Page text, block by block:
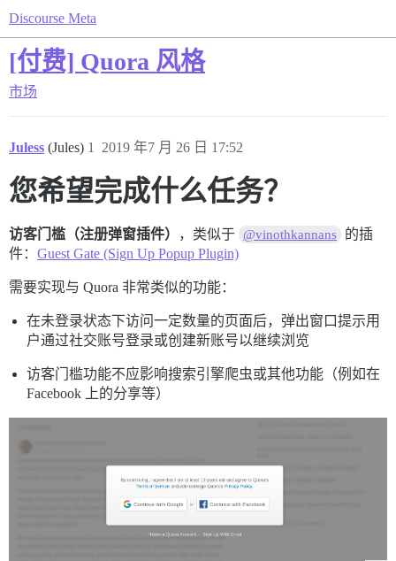
Discourse Meta
[付费] Quora 风格
市场
Juless (Jules) 2019 年7 月 26 日 17:52
1
您希望完成什么任务？
访客门槛（注册弹窗插件） ，类似于 @vinothkannans
的插
件： Guest Gate (Sign Up Popup Plugin)
需要实现与 Quora 非常类似的功能：
在未登录状态下访问一定数量的页面后，弹出窗口提示用
户通过社交账号登录或创建新账号以继续浏览
访客门槛功能不应影响搜索引擎爬虫或其他功能（例如在
Facebook 上的分享等）